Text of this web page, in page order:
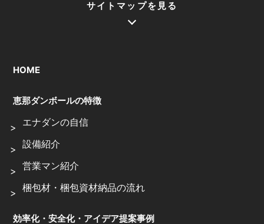
サイトマップを見る
HOME
恵那ダンボールの特徴
エナダンの自信
設備紹介
営業マン紹介
梱包材・梱包資材納品の流れ
効率化・安全化・アイデア提案事例